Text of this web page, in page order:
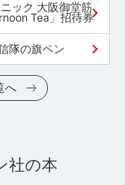
ック 大阪御堂筋
Tea」招待券
隊の旗ペン
へ
社の本